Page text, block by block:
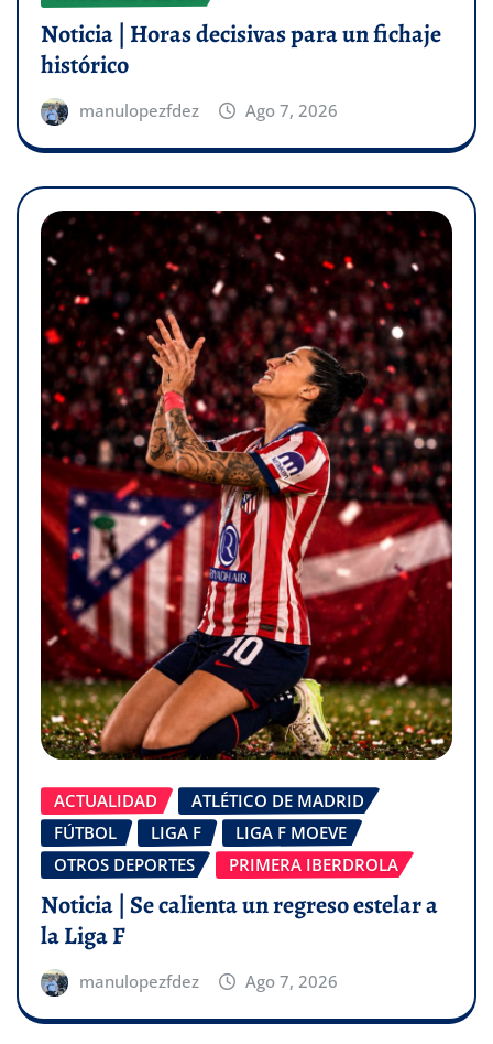
Noticia | Horas decisivas para un fichaje
histórico
manulopezfdez Ago 7, 2026
ACTUALIDAD
ATLÉTICO DE MADRID
FÚTBOL
LIGA F
LIGA F MOEVE
OTROS DEPORTES
PRIMERA IBERDROLA
Noticia | Se calienta un regreso estelar a
la Liga F
manulopezfdez Ago 7, 2026